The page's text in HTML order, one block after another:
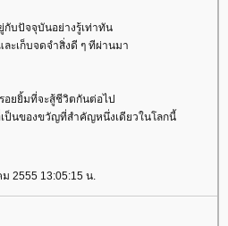
บปัจจุบันอย่างรู้เท่าทัน
ะเก็บจดจำสิ่งดี ๆ ทีผ่านมา
ยยิ้มที่จะสู้ชีวิตกันต่อไป
ป็นของขวัญที่สำคัญหนึ่งเดียวในโลกนี้
2555 13:05:15 น.